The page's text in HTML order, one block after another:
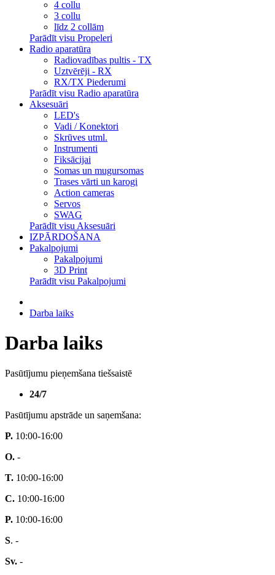
4 collu
3 collu
līdz 2 collām
Parādīt visu Propeleri
Radio aparatūra
Radiovadības pultis - TX
Uztvērēji - RX
RX/TX Piederumi
Parādīt visu Radio aparatūra
Aksesuāri
LED's
Vadi / Konektori
Skrūves utml.
Instrumenti
Fiksācijai
Somas un mugursomas
Trases vārti un karogi
Action cameras
Servos
SWAG
Parādīt visu Aksesuāri
IZPĀRDOŠANA
Pakalpojumi
Pakalpojumi
3D Print
Parādīt visu Pakalpojumi
Darba laiks
Darba laiks
Pasūtījumu pieņemšana tiešsaistē
24/7
Pasūtījumu apstrāde un saņemšana:
P. 10:00-16:00
O. -
T. 10:00-16:00
C. 10:00-16:00
P. 10:00-16:00
S. -
Sv. -